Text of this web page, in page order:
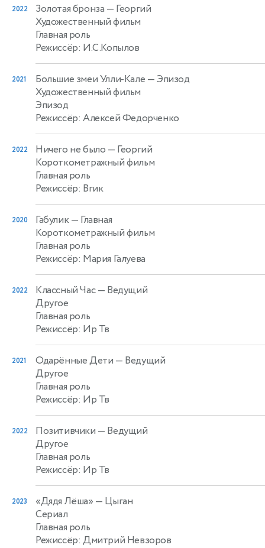
2022 Золотая бронза — Георгий
Художественный фильм
Главная роль
Режиссёр: И.С.Копылов
2021 Большие змеи Улли-Кале — Эпизод
Художественный фильм
Эпизод
Режиссёр: Алексей Федорченко
2022 Ничего не было — Георгий
Короткометражный фильм
Главная роль
Режиссёр: Вгик
2020 Габулик— Главная
Короткометражный фильм
Главная роль
Режиссёр: Мария Галуева
2022 Классный Час— Ведущий
Другое
Главная роль
Режиссёр: Ир Тв
2021 Одарённые Дети — Ведущий
Другое
Главная роль
Режиссёр: Ир Тв
2022 Позитивчики — Ведущий
Другое
Главная роль
Режиссёр: Ир Тв
2023 «Дядя Лёша» — Цыган
Сериал
Главная роль
Режиссёр: Дмитрий Невзоров